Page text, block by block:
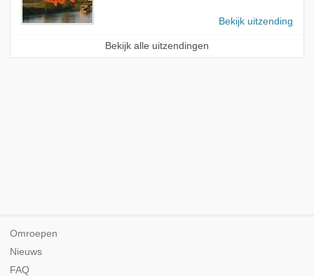
Bekijk uitzending
Bekijk alle uitzendingen
Omroepen
Nieuws
FAQ